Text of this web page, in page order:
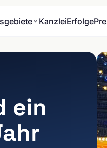
KanzleiErfolge
ein